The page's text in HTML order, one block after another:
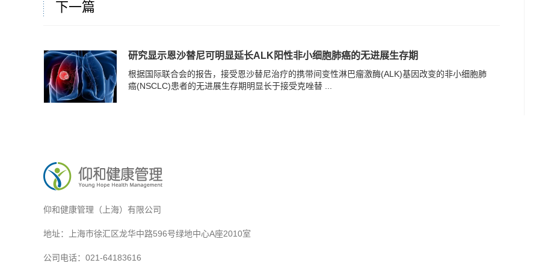
下一篇
研究显示恩沙替尼可明显延长ALK阳性非小细胞肺癌的无进展生存期
根据国际联合会的报告，接受恩沙替尼治疗的携带间变性淋巴瘤激酶(ALK)基因改变的非小细胞肺
癌(NSCLC)患者的无进展生存期明显长于接受克唑替 ...
仰和健康管理（上海）有限公司
地址：上海市徐汇区龙华中路596号绿地中心A座2010室
公司电话：021-64183616